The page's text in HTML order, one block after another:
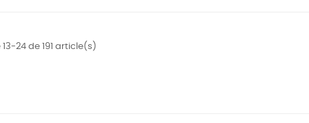
24 de 191 article(s)